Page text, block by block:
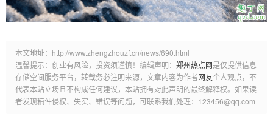
本文地址：http://www.zhengzhouzf.cn/news/690.html
温馨提示：创业有风险，投资须谨慎！编辑声明： 郑州热点网是仅提供信息
存储空间服务平台，转载务必注明来源，文章内容为作者网友个人观点，不
代表本站立场且不构成任何建议，本站拥有对此声明的最终解释权。如果读
者发现稿件侵权、失实、错误等问题，可联系我们处理：123456@qq.com